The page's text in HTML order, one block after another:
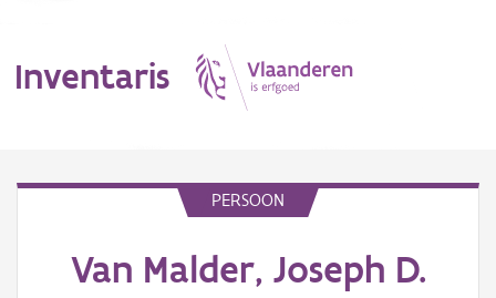
Inventaris
Erfgoedobject
PERSOON
Van Malder, Joseph D.